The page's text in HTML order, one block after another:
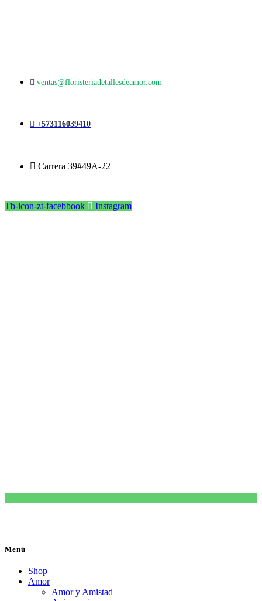
ventas@floristeriadetallesdeamor.com
+573116039410
Carrera 39#49A-22
Tb-icon-zt-facebbook Instagram
Menú
Shop
Amor
Amor y Amistad